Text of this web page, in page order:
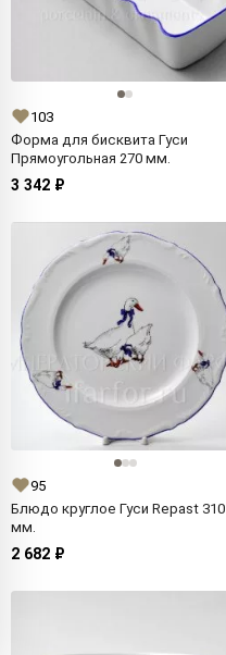
103
Форма для бисквита Гуси
Прямоугольная 270 мм.
3 342 ₽
95
Блюдо круглое Гуси Repast 310
мм.
2 682 ₽